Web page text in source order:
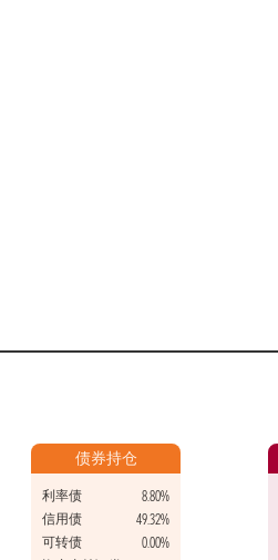
债券持仓
利率债
8.80%
信用债
49.32%
可转债
0.00%